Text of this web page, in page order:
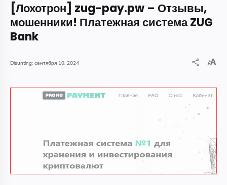
[Лохотрон] zug-pay.pw – Отзывы,
мошенники! Платежная система ZUG
Bank
сентября 10, 2024